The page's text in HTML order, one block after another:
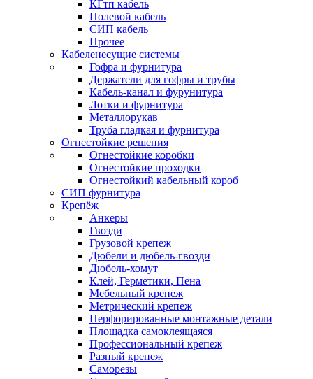
КГтп кабель
Полевой кабель
СИП кабель
Прочее
Кабеленесущие системы
Гофра и фурнитура
Держатели для гофры и трубы
Кабель-канал и фурунитура
Лотки и фурнитура
Металлорукав
Труба гладкая и фурнитура
Огнестойкие решения
Огнестойкие коробки
Огнестойкие проходки
Огнестойкий кабельный короб
СИП фурнитура
Крепёж
Анкеры
Гвозди
Грузовой крепеж
Дюбели и дюбель-гвозди
Дюбель-хомут
Клей, Герметики, Пена
Мебельный крепеж
Метрический крепеж
Перфорированные монтажные детали
Площадка самоклеящаяся
Профессиональный крепеж
Разный крепеж
Саморезы